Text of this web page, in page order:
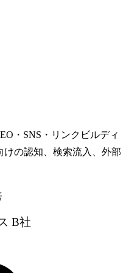
・SNS・リンクビルディ
けの認知、検索流入、外部
B社